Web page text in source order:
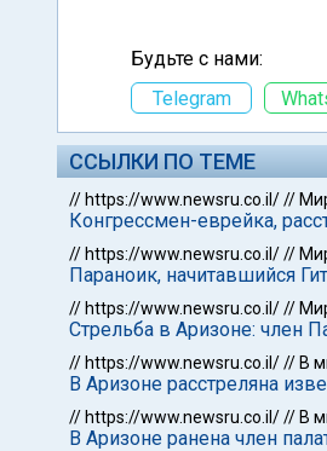
Будьте с нами:
Telegram
ССЫЛКИ ПО ТЕМЕ
// https://www.newsru.co.il///
Конгрессмен-еврейка,
// https://www.newsru.co.il///
Параноик, начитавшийся
// https://www.newsru.co.il///
Стрельба в Аризоне: член
// https://www.newsru.co.il/// В
В Аризоне расстреляна
// https://www.newsru.co.il/// В
В Аризоне ранена член